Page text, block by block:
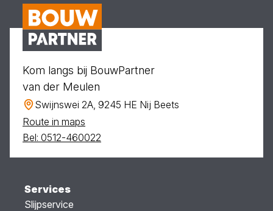
Kom langs bij BouwPartner
van der Meulen
Swijnswei 2A, 9245 HE Nij Beets
Route in maps
Bel: 0512-460022
Services
Slijpservice